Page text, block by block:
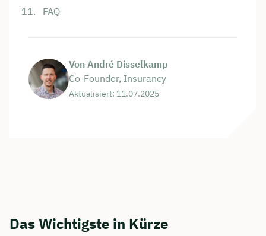
FAQ
Von André Disselkamp
Co-Founder, Insurancy
Aktualisiert: 11.07.2025
Das Wichtigste in Kürze